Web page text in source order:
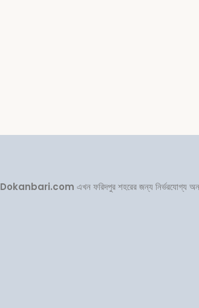
Dokanbari.com এখন ফরিদপুর শহরের জন্য নির্ভরযোগ্য